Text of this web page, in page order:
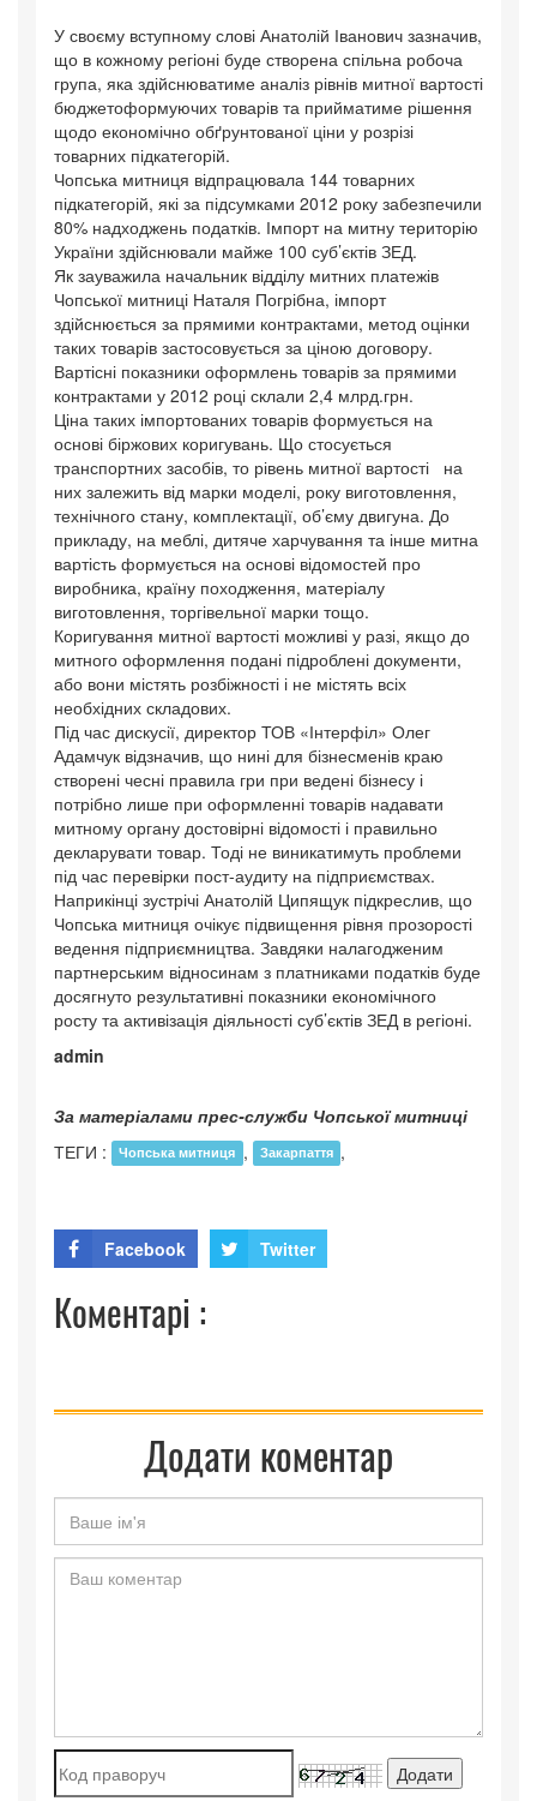
У своєму вступному слові Анатолій Іванович зазначив,
що в кожному регіоні буде створена спільна робоча
група, яка здійснюватиме аналіз рівнів митної вартості
бюджетоформуючих товарів та прийматиме рішення
щодо економічно обґрунтованої ціни у розрізі
товарних підкатегорій.
Чопська митниця відпрацювала 144 товарних
підкатегорій, які за підсумками 2012 року забезпечили
80% надходжень податків. Імпорт на митну територію
України здійснювали майже 100 суб’єктів ЗЕД.
Як зауважила начальник відділу митних платежів
Чопської митниці Наталя Погрібна, імпорт
здійснюється за прямими контрактами, метод оцінки
таких товарів застосовується за ціною договору.
Вартісні показники оформлень товарів за прямими
контрактами у 2012 році склали 2,4 млрд.грн.
Ціна таких імпортованих товарів формується на
основі біржових коригувань. Що стосується
транспортних засобів, то рівень митної вартості на
них залежить від марки моделі, року виготовлення,
технічного стану, комплектації, об’єму двигуна. До
прикладу, на меблі, дитяче харчування та інше митна
вартість формується на основі відомостей про
виробника, країну походження, матеріалу
виготовлення, торгівельної марки тощо.
Коригування митної вартості можливі у разі, якщо до
митного оформлення подані підроблені документи,
або вони містять розбіжності і не містять всіх
необхідних складових.
Під час дискусії, директор ТОВ «Інтерфіл» Олег
Адамчук відзначив, що нині для бізнесменів краю
створені чесні правила гри при ведені бізнесу і
потрібно лише при оформленні товарів надавати
митному органу достовірні відомості і правильно
декларувати товар. Тоді не виникатимуть проблеми
під час перевірки пост-аудиту на підприємствах.
Наприкінці зустрічі Анатолій Ципящук підкреслив, що
Чопська митниця очікує підвищення рівня прозорості
ведення підприємництва. Завдяки налагодженим
партнерським відносинам з платниками податків буде
досягнуто результативні показники економічного
росту та активізація діяльності суб’єктів ЗЕД в регіоні.
admin
За матеріалами прес-служби Чопської митниці
ТЕГИ :
Чопська митниця , Закарпаття ,
Facebook Twitter
Коментарі :
Додати коментар